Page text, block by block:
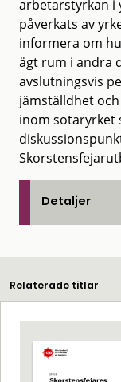
arbetarstyrkan i
påverkats av
informera om
ägt rum i andra
avslutningsvis
jämställdhet
inom sotaryrket
Detaljer
Relaterade titlar